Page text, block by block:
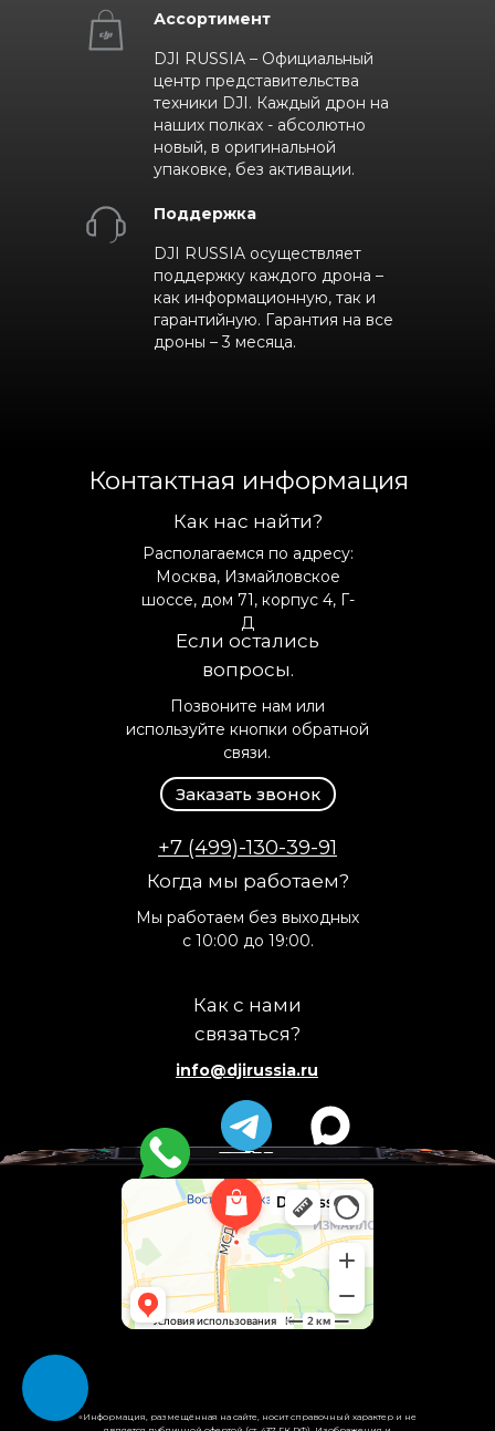
Ассортимент
DJI RUSSIA – Официальный
центр представительства
техники DJI. Каждый дрон на
наших полках - абсолютно
новый, в оригинальной
упаковке, без активации.
Поддержка
DJI RUSSIA осуществляет
поддержку каждого дрона –
как информационную, так и
гарантийную. Гарантия на все
дроны – 3 месяца.
Как нас найти?
Когда мы работаем?
Если остались
вопросы.
Как с нами
связаться?
Располагаемся по адресу:
Москва, Измайловское
шоссе, дом 71, корпус 4, Г-
Д
Мы работаем без выходных
с 10:00 до 19:00.
Позвоните нам или
используйте кнопки обратной
связи.
+7 (499)-130-39-91
info@djirussia.ru
Заказать звонок
Контактная информация
«Информация, размещённая на сайте, носит справочный характер и не